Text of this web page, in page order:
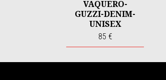
VAQUERO-
GUZZI-DENIM-
UNISEX
85 €